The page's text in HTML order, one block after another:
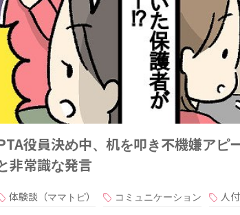
役員決め中、机を叩き不機嫌ア
非常識な発言
体験談（ママトピ） コミュニケーション 人